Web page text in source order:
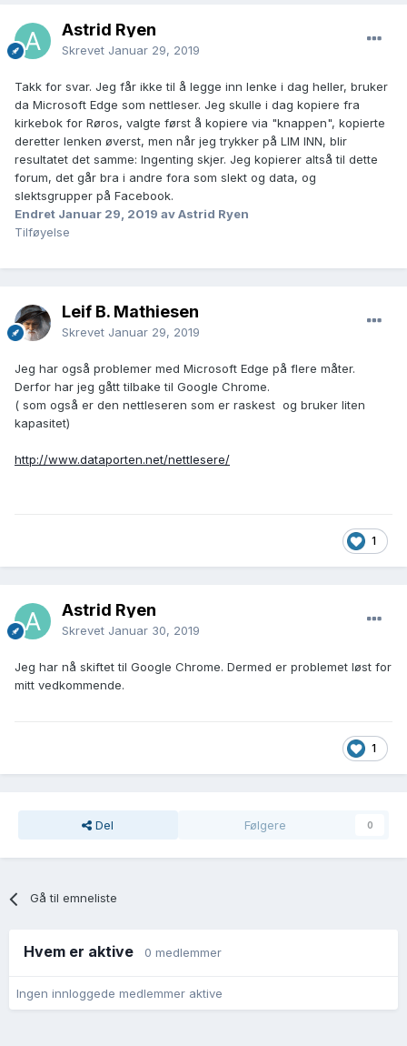
Astrid Ryen
Skrevet Januar 29, 2019
Takk for svar. Jeg får ikke til å legge inn lenke i dag heller, bruker
da Microsoft Edge som nettleser. Jeg skulle i dag kopiere fra
kirkebok for Røros, valgte først å kopiere via "knappen", kopierte
deretter lenken øverst, men når jeg trykker på LIM INN, blir
resultatet det samme: Ingenting skjer. Jeg kopierer altså til dette
forum, det går bra i andre fora som slekt og data, og
slektsgrupper på Facebook.
Endret Januar 29, 2019 av Astrid Ryen
Tilføyelse
Leif B. Mathiesen
Skrevet Januar 29, 2019
Jeg har også problemer med Microsoft Edge på flere måter.
Derfor har jeg gått tilbake til Google Chrome.
( som også er den nettleseren som er raskest og bruker liten
kapasitet)
http://www.dataporten.net/nettlesere/
1
Astrid Ryen
Skrevet Januar 30, 2019
Jeg har nå skiftet til Google Chrome. Dermed er problemet løst for
mitt vedkommende.
1
Del Følgere 0
Gå til emneliste
Hvem er aktive 0 medlemmer
Ingen innloggede medlemmer aktive